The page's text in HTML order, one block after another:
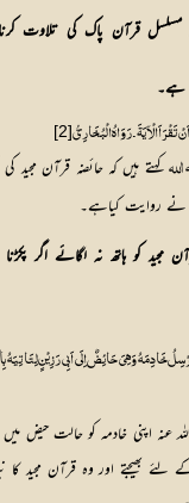
مسلسل قرآن پاک کی تلاوت کرنا
ہے۔
تَقْرَاَ الْآیَۃَ ۔رَوَاہُ الْبُخَارِیُّ[2]
نے روایت کیاہے۔
مجید کو ہاتھ نہ لگائے اگر پکڑنا
عنہ اپنی خادمہ کو حالت حیض
بھیجتے اور وہ قرآن مجید کا